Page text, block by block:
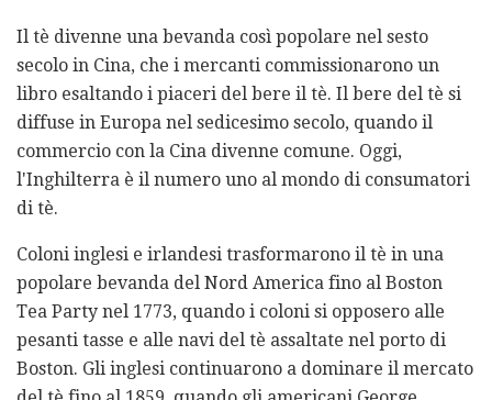
Il tè divenne una bevanda così popolare nel sesto
secolo in Cina, che i mercanti commissionarono un
libro esaltando i piaceri del bere il tè. Il bere del tè si
diffuse in Europa nel sedicesimo secolo, quando il
commercio con la Cina divenne comune. Oggi,
l'Inghilterra è il numero uno al mondo di consumatori
di tè.
Coloni inglesi e irlandesi trasformarono il tè in una
popolare bevanda del Nord America fino al Boston
Tea Party nel 1773, quando i coloni si opposero alle
pesanti tasse e alle navi del tè assaltate nel porto di
Boston. Gli inglesi continuarono a dominare il mercato